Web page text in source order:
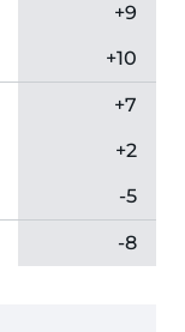
+9
+10
+7
+2
-5
-8